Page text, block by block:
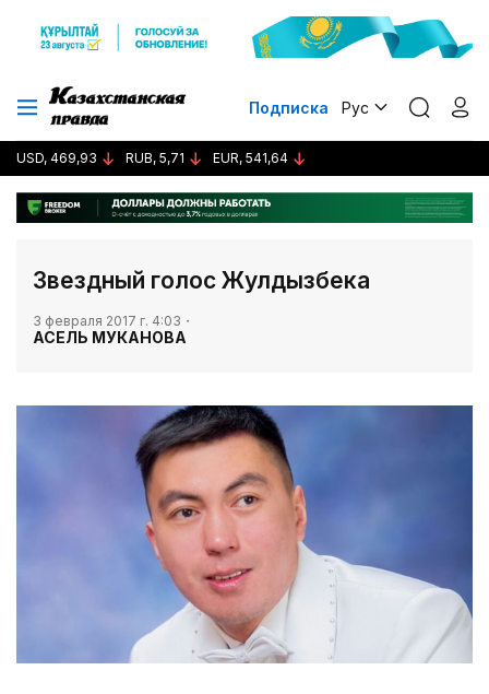
Подписка Рус
USD, 469,93 RUB, 5,71 EUR, 541,64
Звездный голос Жулдызбека
3 февраля 2017 г. 4:03
АСЕЛЬ МУКАНОВА